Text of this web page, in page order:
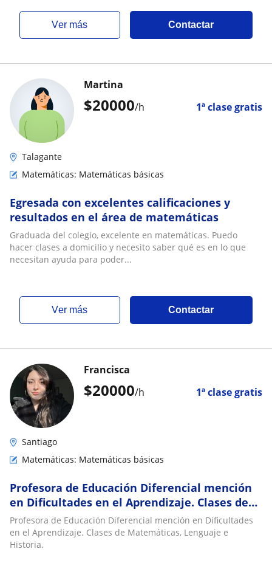
ver más Contactar
$20000/h 1ª clase gratis
Martina
Talagante
Matemáticas: Matemáticas básicas
Egresada con excelentes calificaciones y
resultados en el área de matemáticas
Graduada del colegio, excelente en matemáticas. Puedo
hacer clases a domicilio y necesito saber qué es en lo que
necesitan ayuda para poder...
ver más Contactar
$20000/h 1ª clase gratis
Francisca
Santiago
Matemáticas: Matemáticas básicas
Profesora de Educación Diferencial mención
en Dificultades en el Aprendizaje. Clases de
Matemáticas, Lenguaje e Historia
Profesora de Educación Diferencial mención en Dificultades
en el Aprendizaje. Clases de Matemáticas, Lenguaje e
Historia.